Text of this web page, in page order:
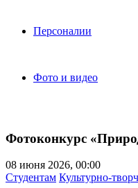
Персоналии
Фото и видео
Фотоконкурс
08 июня 2026, 00:00
Студентам Культурно-